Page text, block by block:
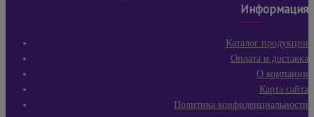
Информация
Каталог продукции
Оплата и доставка
О компании
Карта сайта
Политика конфиденциальности